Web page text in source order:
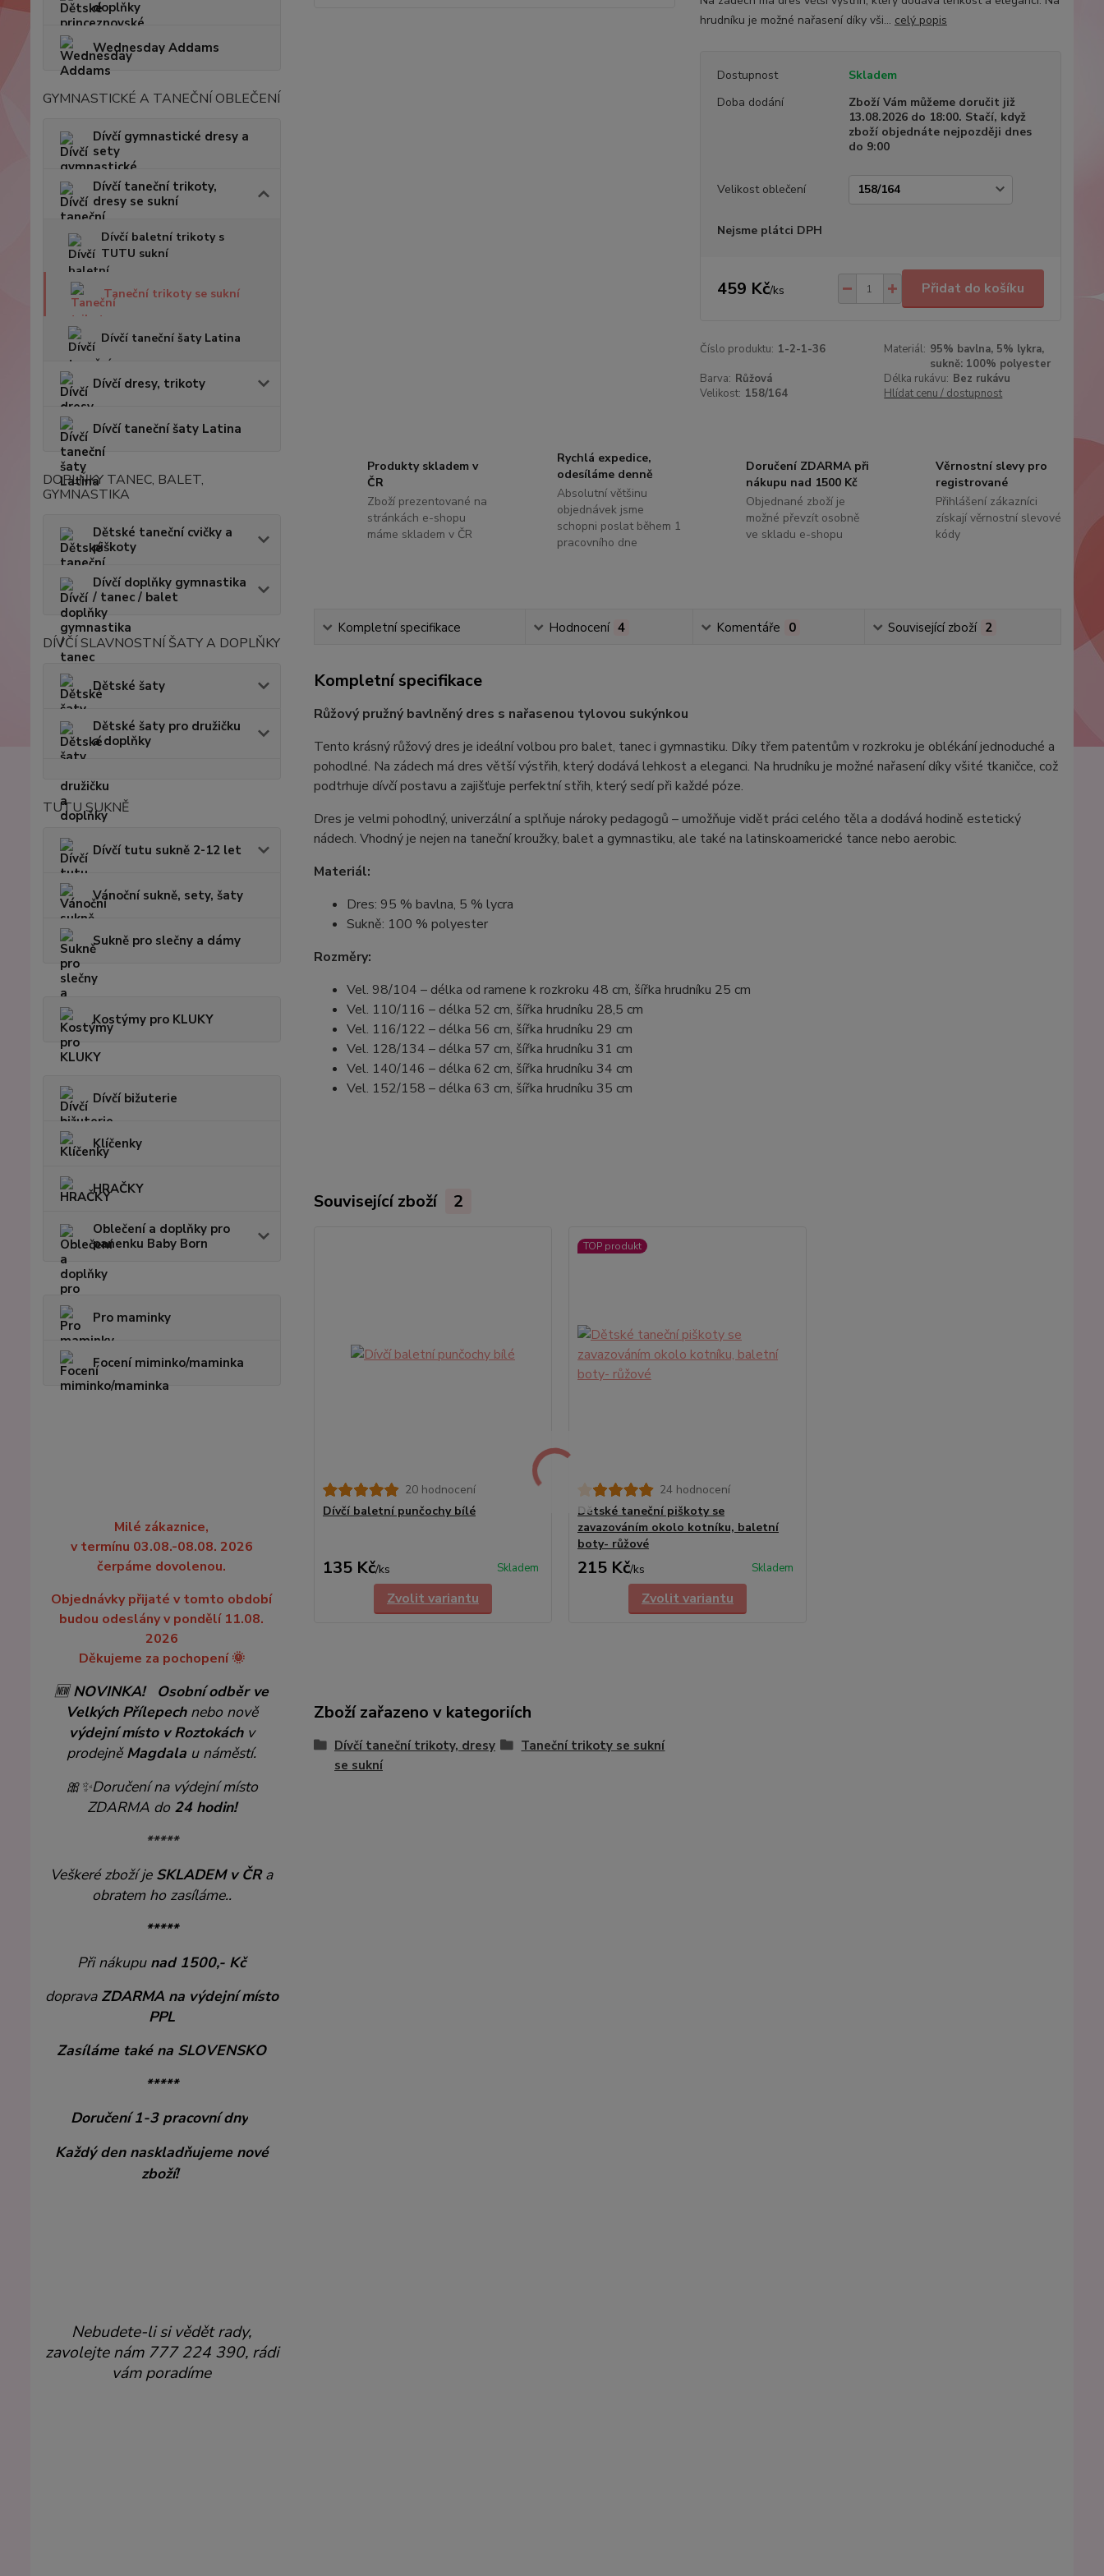
doplňky
Wednesday Addams
GYMNASTICKÉ A TANEČNÍ OBLEČENÍ
Dívčí gymnastické dresy a
sety
Dívčí taneční trikoty,
dresy se sukní
Dívčí baletní trikoty s
TUTU sukní
Taneční trikoty se sukní
Dívčí taneční šaty Latina
Dívčí dresy, trikoty
Dívčí taneční šaty Latina
DOPLŇKY TANEC, BALET,
GYMNASTIKA
Dětské taneční cvičky a
piškoty
Dívčí doplňky gymnastika
/ tanec / balet
DÍVČÍ SLAVNOSTNÍ ŠATY A DOPLŇKY
Dětské šaty
Dětské šaty pro družičku
a doplňky
TUTU SUKNĚ
Dívčí tutu sukně 2-12 let
Vánoční sukně, sety, šaty
Sukně pro slečny a dámy
Kostýmy pro KLUKY
Dívčí bižuterie
Klíčenky
HRAČKY
Oblečení a doplňky pro
panenku Baby Born
Pro maminky
Focení miminko/maminka
Milé zákaznice,
v termínu 03.08.-08.08. 2026
čerpáme dovolenou.
Objednávky přijaté v tomto období
budou odeslány v pondělí 11.08.
2026
Děkujeme za pochopení 🌞
🆕NOVINKA!
Osobní odběr ve
Velkých Přílepechnebo nově
výdejní místo v Roztokáchv
prodejněMagdala u náměstí.
🎀✨Doručení na výdejní místo
ZDARMA do 24 hodin!
*****
Veškeré zboží je SKLADEM v ČRa
obratem ho zasíláme..
*****
Při nákupu nad 1500,- Kč
doprava ZDARMA na výdejní místo
PPL
Zasíláme také na SLOVENSKO
*****
Doručení 1-3 pracovní dny
Každý den naskladňujeme nové
zboží!
Nebudete-li si vědět rady,
zavolejte nám 777 224 390, rádi
vám poradíme
hrudníku je možné nařasení díky vši... celý popis
Dostupnost
Skladem
Doba dodání
Zboží Vám můžeme doručit již
13.08.2026 do 18:00. Stačí, když
zboží objednáte nejpozději dnes
do 9:00
Velikost oblečení
Nejsme plátci DPH
459 Kč/ks Přidat do košíku
Číslo produktu: 1-2-1-36 Materiál: 95% bavlna, 5% lykra,
sukně: 100% polyester
Barva: Růžová Délka rukávu: Bez rukávu
Velikost: 158/164 Hlídat cenu / dostupnost
Produkty skladem v
ČR
Zboží prezentované na
stránkách e-shopu
máme skladem v ČR
Rychlá expedice,
odesíláme denně
Absolutní většinu
objednávek jsme
schopni poslat během 1
pracovního dne
Doručení ZDARMA při
nákupu nad 1500 Kč
Objednané zboží je
možné převzít osobně
ve skladu e-shopu
Věrnostní slevy pro
registrované
Přihlášení zákazníci
získají věrnostní slevové
kódy
Kompletní specifikace Hodnocení 4 Komentáře 0 Související zboží 2
Kompletní specifikace
Růžový pružný bavlněný dres s nařasenou tylovou sukýnkou
Tento krásný růžový dres je ideální volbou pro balet, tanec i gymnastiku. Díky třem patentům v rozkroku je oblékání jednoduché a
pohodlné. Na zádech má dres větší výstřih, který dodává lehkost a eleganci. Na hrudníku je možné nařasení díky všité tkaničce, což
podtrhuje dívčí postavu a zajišťuje perfektní střih, který sedí při každé póze.
Dres je velmi pohodlný, univerzální a splňuje nároky pedagogů – umožňuje vidět práci celého těla a dodává hodině estetický
nádech. Vhodný je nejen na taneční kroužky, balet a gymnastiku, ale také na latinskoamerické tance nebo aerobic.
Materiál:
Dres: 95 % bavlna, 5 % lycra
Sukně: 100 % polyester
Rozměry:
Vel. 98/104 – délka od ramene k rozkroku 48 cm, šířka hrudníku 25 cm
Vel. 110/116 – délka 52 cm, šířka hrudníku 28,5 cm
Vel. 116/122 – délka 56 cm, šířka hrudníku 29 cm
Vel. 128/134 – délka 57 cm, šířka hrudníku 31 cm
Vel. 140/146 – délka 62 cm, šířka hrudníku 34 cm
Vel. 152/158 – délka 63 cm, šířka hrudníku 35 cm
Související zboží 2
20 hodnocení
Dívčí baletní punčochy bílé
135 Kč/ks Skladem
Zvolit variantu
TOP produkt
24 hodnocení
Dětské taneční piškoty se
zavazováním okolo kotníku, baletní
boty- růžové
215 Kč/ks Skladem
Zvolit variantu
Zboží zařazeno v kategoriích
Dívčí taneční trikoty, dresy
se sukní
Taneční trikoty se sukní